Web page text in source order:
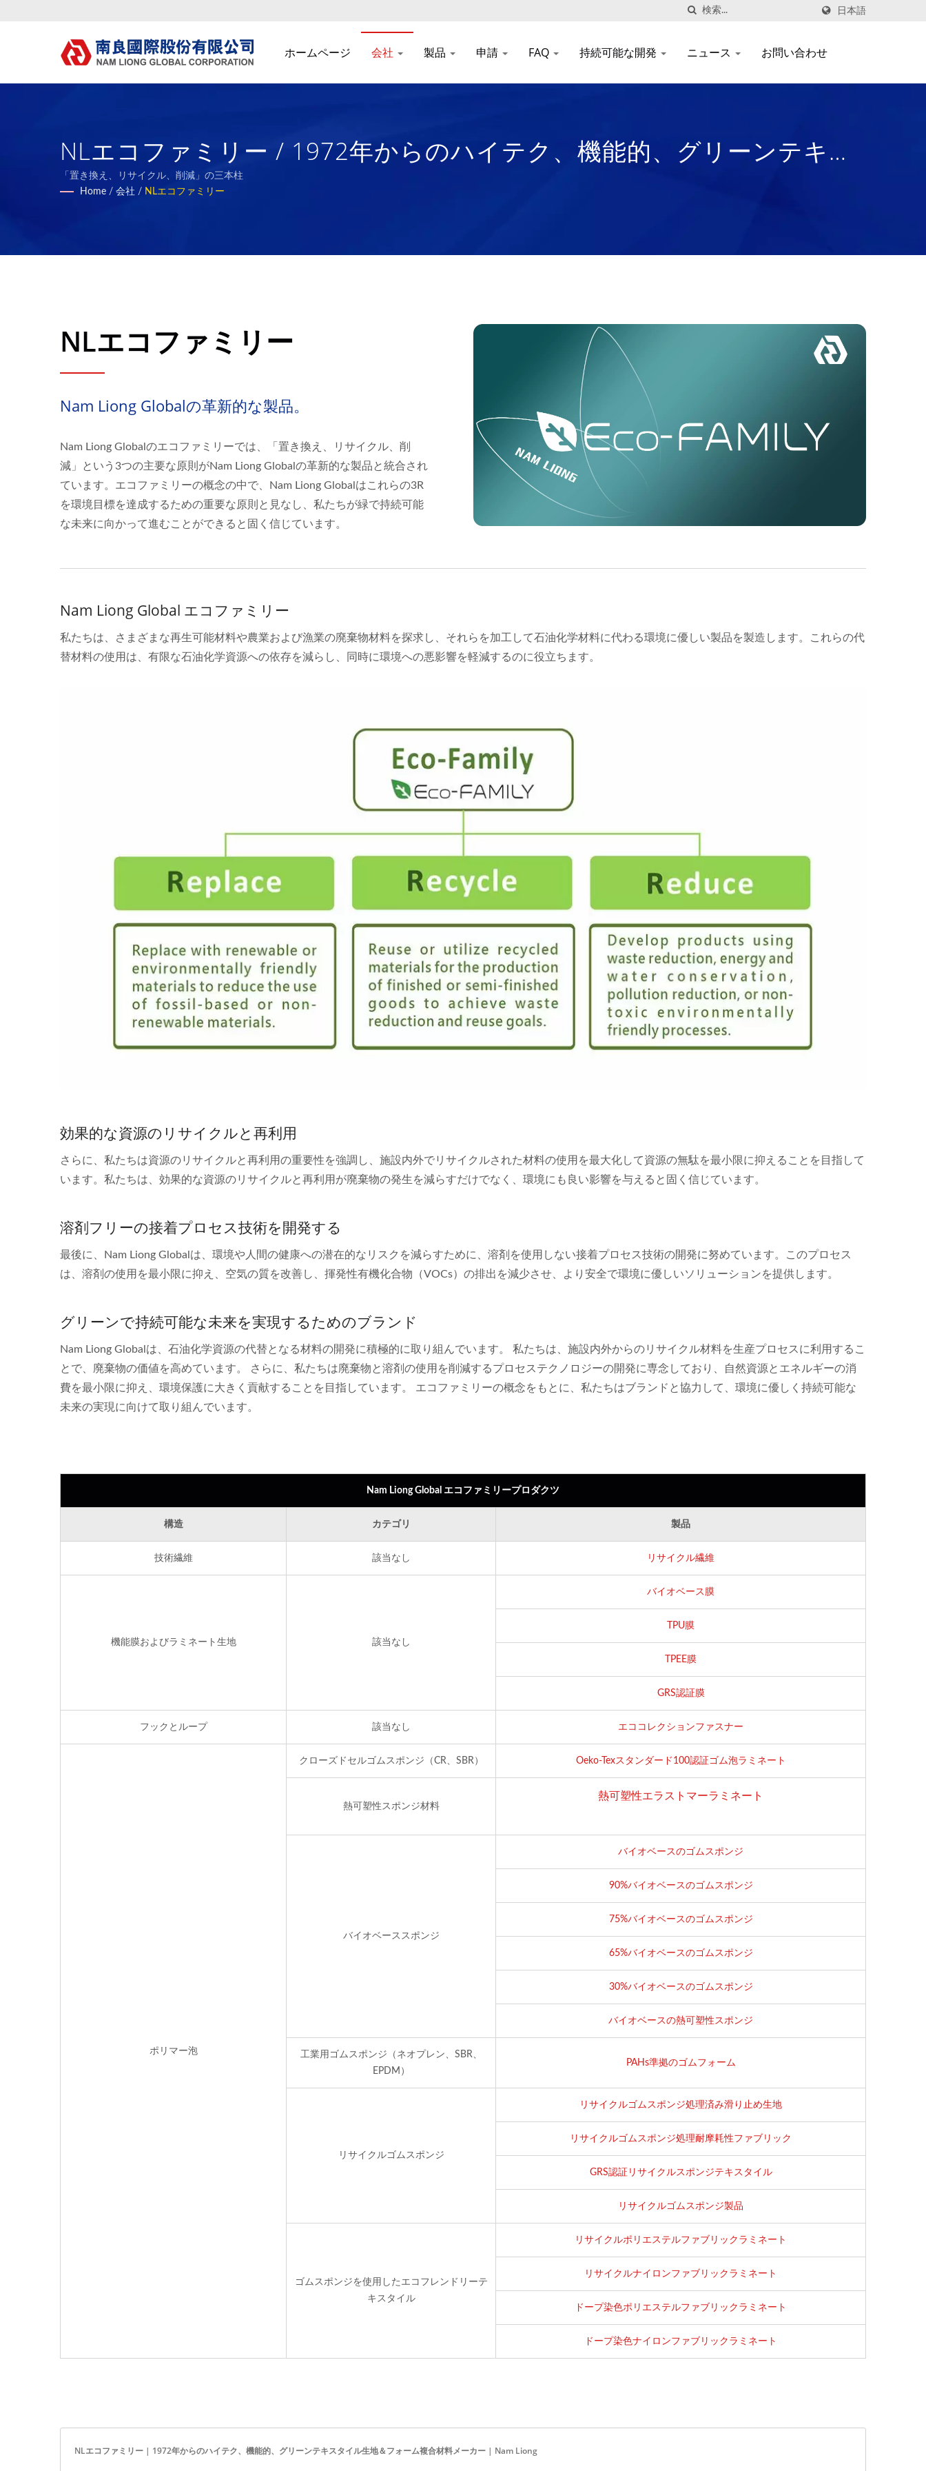
日本語
ホームページ 会社 製品 申請 FAQ 持続可能な開発 ニュース お問い合わせ
NLエコファミリー / 1972年からのハイテク、機能的、グリーンテキス
タイル生地＆フォーム複合材料メーカー | Nam Liong
「置き換え、リサイクル、削減」の三本柱
Home / 会社 / NLエコファミリー
NLエコファミリー
Nam Liong Globalの革新的な製品。
Nam Liong Globalのエコファミリーでは、「置き換え、リサイクル、削
減」という3つの主要な原則がNam Liong Globalの革新的な製品と統合され
ています。エコファミリーの概念の中で、Nam Liong Globalはこれらの3R
を環境目標を達成するための重要な原則と見なし、私たちが緑で持続可能
な未来に向かって進むことができると固く信じています。
Nam Liong Global エコファミリー
私たちは、さまざまな再生可能材料や農業および漁業の廃棄物材料を探求し、それらを加工して石油化学材料に代わる環境に優しい製品を製造します。これらの代
替材料の使用は、有限な石油化学資源への依存を減らし、同時に環境への悪影響を軽減するのに役立ちます。
効果的な資源のリサイクルと再利用
さらに、私たちは資源のリサイクルと再利用の重要性を強調し、施設内外でリサイクルされた材料の使用を最大化して資源の無駄を最小限に抑えることを目指して
います。私たちは、効果的な資源のリサイクルと再利用が廃棄物の発生を減らすだけでなく、環境にも良い影響を与えると固く信じています。
溶剤フリーの接着プロセス技術を開発する
最後に、Nam Liong Globalは、環境や人間の健康への潜在的なリスクを減らすために、溶剤を使用しない接着プロセス技術の開発に努めています。このプロセス
は、溶剤の使用を最小限に抑え、空気の質を改善し、揮発性有機化合物（VOCs）の排出を減少させ、より安全で環境に優しいソリューションを提供します。
グリーンで持続可能な未来を実現するためのブランド
Nam Liong Globalは、石油化学資源の代替となる材料の開発に積極的に取り組んでいます。 私たちは、施設内外からのリサイクル材料を生産プロセスに利用するこ
とで、廃棄物の価値を高めています。 さらに、私たちは廃棄物と溶剤の使用を削減するプロセステクノロジーの開発に専念しており、自然資源とエネルギーの消
費を最小限に抑え、環境保護に大きく貢献することを目指しています。 エコファミリーの概念をもとに、私たちはブランドと協力して、環境に優しく持続可能な
未来の実現に向けて取り組んでいます。
Nam Liong Global エコファミリープロダクツ
構造 カテゴリ 製品
技術繊維 該当なし リサイクル繊維
機能膜およびラミネート生地 該当なし
バイオベース膜
TPU膜
TPEE膜
GRS認証膜
フックとループ 該当なし エココレクションファスナー
ポリマー泡
クローズドセルゴムスポンジ（CR、SBR） Oeko-Texスタンダード100認証ゴム泡ラミネート
熱可塑性スポンジ材料
熱可塑性エラストマーラミネート
バイオベーススポンジ
バイオベースのゴムスポンジ
90%バイオベースのゴムスポンジ
75%バイオベースのゴムスポンジ
65%バイオベースのゴムスポンジ
30%バイオベースのゴムスポンジ
バイオベースの熱可塑性スポンジ
工業用ゴムスポンジ（ネオプレン、SBR、
EPDM）
PAHs準拠のゴムフォーム
リサイクルゴムスポンジ
リサイクルゴムスポンジ処理済み滑り止め生地
リサイクルゴムスポンジ処理耐摩耗性ファブリック
GRS認証リサイクルスポンジテキスタイル
リサイクルゴムスポンジ製品
ゴムスポンジを使用したエコフレンドリーテ
キスタイル
リサイクルポリエステルファブリックラミネート
リサイクルナイロンファブリックラミネート
ドープ染色ポリエステルファブリックラミネート
ドープ染色ナイロンファブリックラミネート
NLエコファミリー | 1972年からのハイテク、機能的、グリーンテキスタイル生地＆フォーム複合材料メーカー | Nam Liong